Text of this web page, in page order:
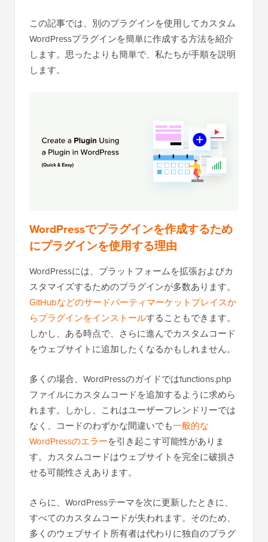
この記事では、別のプラグインを使用してカスタム
WordPressプラグインを簡単に作成する方法を紹介
します。思ったよりも簡単で、私たちが手順を説明
します。
WordPressでプラグインを作成するため
にプラグインを使用する理由
WordPressには、プラットフォームを拡張およびカ
スタマイズするためのプラグインが多数あります。
GitHubなどのサードパーティマーケットプレイスか
らプラグインをインストールすることもできます。
しかし、ある時点で、さらに進んでカスタムコード
をウェブサイトに追加したくなるかもしれません。
多くの場合、WordPressのガイドではfunctions.php
ファイルにカスタムコードを追加するように求めら
れます。しかし、これはユーザーフレンドリーでは
なく、コードのわずかな間違いでも一般的な
WordPressのエラーを引き起こす可能性がありま
す。カスタムコードはウェブサイトを完全に破損さ
せる可能性さえあります。
さらに、WordPressテーマを次に更新したときに、
すべてのカスタムコードが失われます。そのため、
多くのウェブサイト所有者は代わりに独自のプラグ